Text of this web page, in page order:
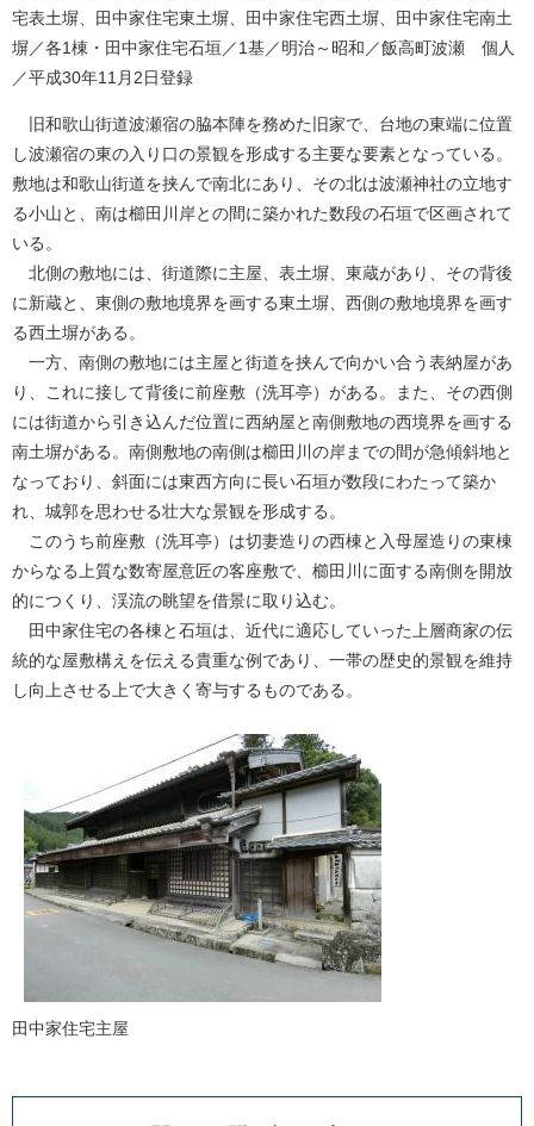
宅表土塀、田中家住宅東土塀、田中家住宅西土塀、田中家住宅南土
塀／各1棟・田中家住宅石垣／1基／明治～昭和／飯高町波瀬 個人
／平成30年11月2日登録
旧和歌山街道波瀬宿の脇本陣を務めた旧家で、台地の東端に位置
し波瀬宿の東の入り口の景観を形成する主要な要素となっている。
敷地は和歌山街道を挟んで南北にあり、その北は波瀬神社の立地す
る小山と、南は櫛田川岸との間に築かれた数段の石垣で区画されて
いる。
北側の敷地には、街道際に主屋、表土塀、東蔵があり、その背後
に新蔵と、東側の敷地境界を画する東土塀、西側の敷地境界を画す
る西土塀がある。
一方、南側の敷地には主屋と街道を挟んで向かい合う表納屋があ
り、これに接して背後に前座敷（洗耳亭）がある。また、その西側
には街道から引き込んだ位置に西納屋と南側敷地の西境界を画する
南土塀がある。南側敷地の南側は櫛田川の岸までの間が急傾斜地と
なっており、斜面には東西方向に長い石垣が数段にわたって築か
れ、城郭を思わせる壮大な景観を形成する。
このうち前座敷（洗耳亭）は切妻造りの西棟と入母屋造りの東棟
からなる上質な数寄屋意匠の客座敷で、櫛田川に面する南側を開放
的につくり、渓流の眺望を借景に取り込む。
田中家住宅の各棟と石垣は、近代に適応していった上層商家の伝
統的な屋敷構えを伝える貴重な例であり、一帯の歴史的景観を維持
し向上させる上で大きく寄与するものである。
田中家住宅主屋